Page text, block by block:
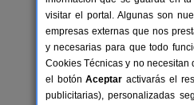
El Acebo
Beloncio (Asturias)
visitar el portal. Algunas son
empresas externas que nos
y necesarias para que todo
Cookies Técnicas y no necesitan
el botónAceptar activarás el
publicitarias), personalizadas